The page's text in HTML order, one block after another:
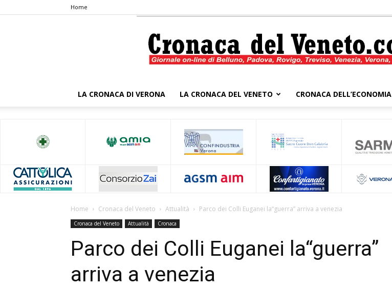
Home
Veneto
LA CRONACA DI VERONA LA CRONACA DEL VENETO CRONACA DELL’ECONOMIA
Home Cronaca del Veneto Attualità Parco dei Colli Euganei la“guerra” arriva a venezia
Cronaca del Veneto Attualità Cronaca
Parco dei Colli Euganei la“guerra”
arriva a venezia